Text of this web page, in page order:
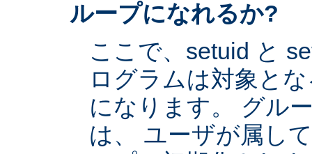
ループになれるか?
ここで、setuid と
ログラムは対象と
になります。 グル
は、 ユーザが属し